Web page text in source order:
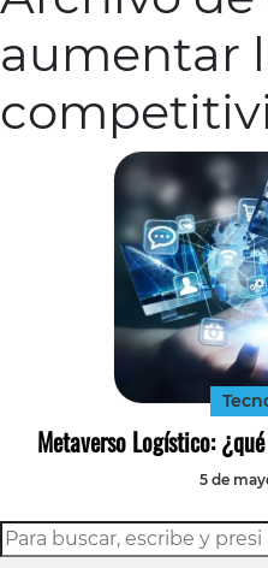
aumentar
Metaverso Logístico:
5 de